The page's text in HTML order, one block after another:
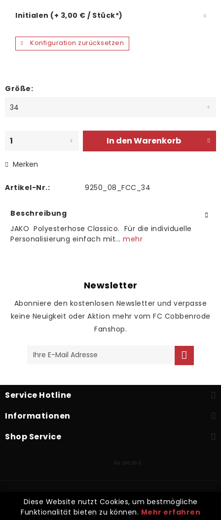
Initialen (+ 3,00 € / Stück*)
Konfiguration zurücksetzen
Größe:
In denWarenkorb
Merken
Artikel-Nr.: 9250_08_FCC_34
Beschreibung
JAKO Polyesterhose Classico. Für die individuelle
Personalisierung einfach mit... mehr
Newsletter
Abonniere den kostenlosen Newsletter und verpasse
keine Neuigkeit oder Aktion mehr vom FC Cobbenrode
Fanshop.
Service Hotline
Informationen
Shop Service
Ab 100,00 €
ggf. Nachnahmegebühren, wenn nicht anders beschrieben
Diese Website nutzt Cookies, um bestmögliche
Funktionalität bieten zu können. Mehr erfahren